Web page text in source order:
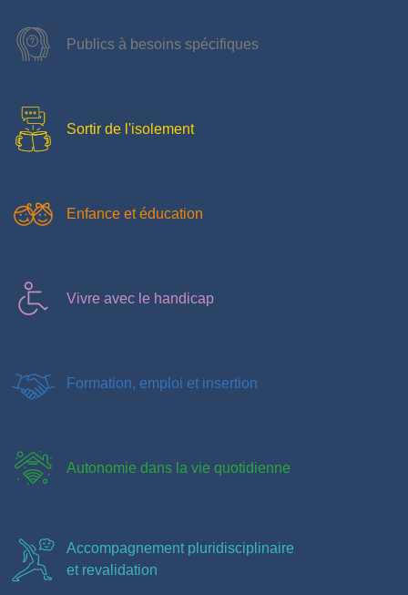
Publics à besoins spécifiques
Sortir de l'isolement
Enfance et éducation
Vivre avec le handicap
Formation, emploi et insertion
Autonomie dans la vie quotidienne
Accompagnement pluridisciplinaire
et revalidation